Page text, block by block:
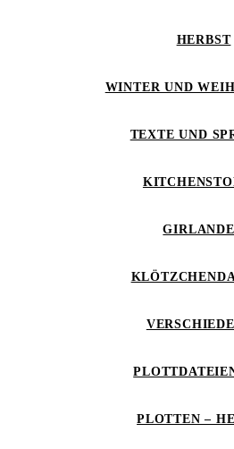
HERBST
WINTER UND
TEXTE UND
PLOTTEN –